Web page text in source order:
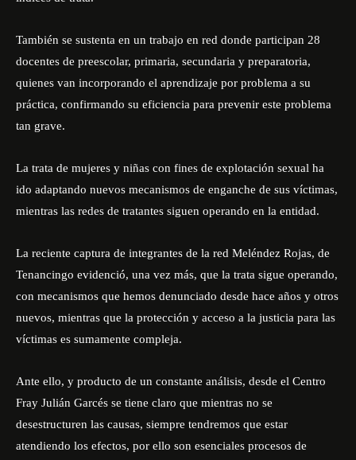
También se sustenta en un trabajo en red donde participan 28
docentes de preescolar, primaria, secundaria y preparatoria,
quienes van incorporando el aprendizaje por problema a su
práctica, confirmando su eficiencia para prevenir este problema
tan grave.
La trata de mujeres y niñas con fines de explotación sexual ha
ido adaptando nuevos mecanismos de enganche de sus víctimas,
mientras las redes de tratantes siguen operando en la entidad.
La reciente captura de integrantes de la red Meléndez Rojas, de
Tenancingo evidenció, una vez más, que la trata sigue operando,
con mecanismos que hemos denunciado desde hace años y otros
nuevos, mientras que la protección y acceso a la justicia para las
víctimas es sumamente compleja.
Ante ello, y producto de un constante análisis, desde el Centro
Fray Julián Garcés se tiene claro que mientras no se
desestructuren las causas, siempre tendremos que estar
atendiendo los efectos, por ello son esenciales procesos de